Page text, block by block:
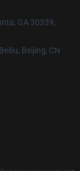
GA 30339,
Beijing, CN